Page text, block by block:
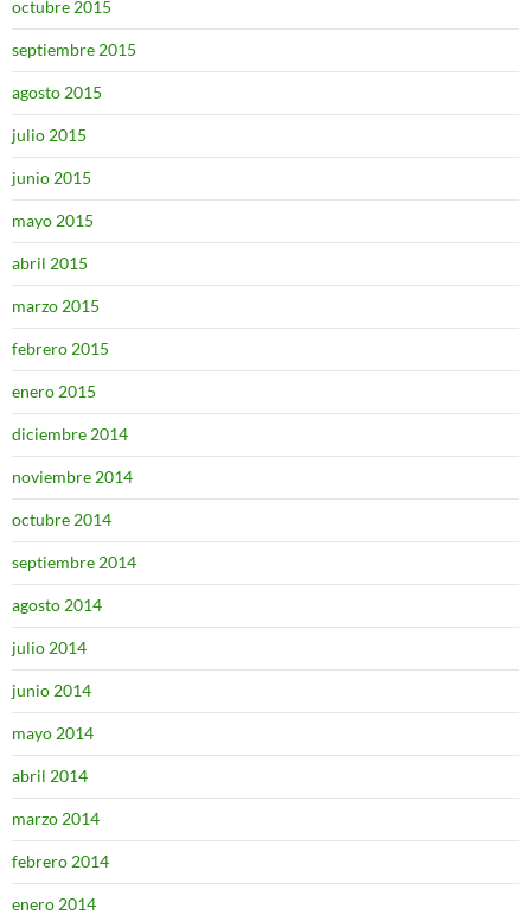
octubre 2015
septiembre 2015
agosto 2015
julio 2015
junio 2015
mayo 2015
abril 2015
marzo 2015
febrero 2015
enero 2015
diciembre 2014
noviembre 2014
octubre 2014
septiembre 2014
agosto 2014
julio 2014
junio 2014
mayo 2014
abril 2014
marzo 2014
febrero 2014
enero 2014